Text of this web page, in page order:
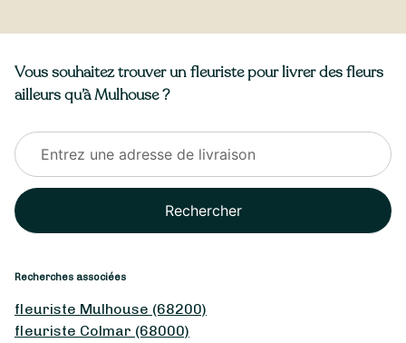
Vous souhaitez trouver un fleuriste pour livrer des fleurs
ailleurs qu’à Mulhouse ?
Rechercher
Recherches associées
fleuriste Mulhouse (68200)
fleuriste Colmar (68000)